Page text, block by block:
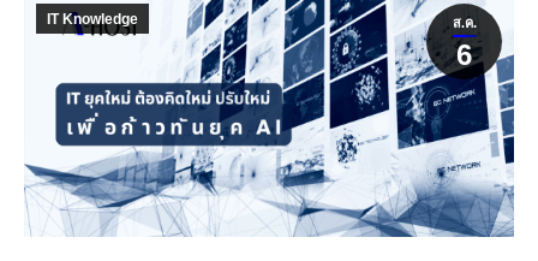
ส.ค.
6
IT Knowledge